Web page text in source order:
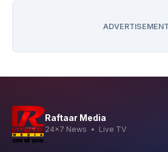
ADVERTISEMENT
Raftaar Media
24x7 News • Live TV